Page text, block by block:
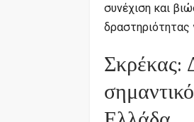
συνέχιση και
δραστηριότητας
Σκρέκας: